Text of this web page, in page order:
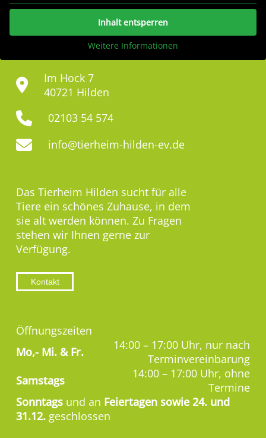
Inhalt entsperren
Weitere Informationen
Im Hock 7
40721 Hilden
02103 54 574
info@tierheim-hilden-ev.de
Das Tierheim Hilden sucht für alle
Tiere ein schönes Zuhause, in dem
sie alt werden können. Zu Fragen
stehen wir Ihnen gerne zur
Verfügung.
Kontakt
Öffnungszeiten
Mo,- Mi. & Fr.
14:00 – 17:00 Uhr, nur nach
Terminvereinbarung
Samstags
14:00 – 17:00 Uhr, ohne
Termine
Sonntags und an Feiertagen sowie 24. und
31.12. geschlossen